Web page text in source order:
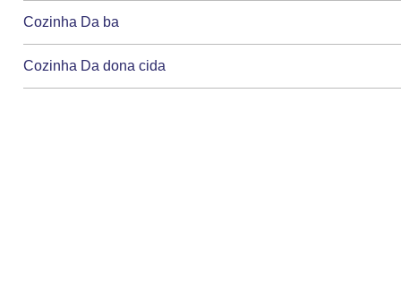
Cozinha Da ba
Cozinha Da dona cida